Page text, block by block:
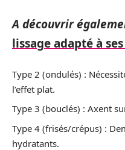
A découvrir
lissage adapté à
Type 2 (ondulés) :
l’effet plat.
Type 3 (bouclés) : Axent
Type 4 (frisés/crépus) :
hydratants.